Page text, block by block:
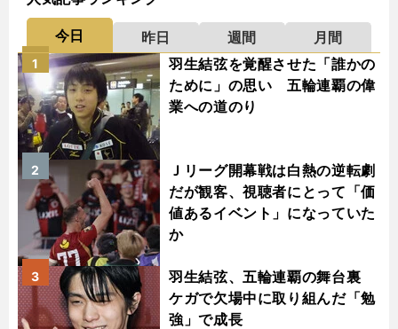
今日 昨日 週間
月間
羽生結弦を覚醒させた「誰かの
ために」の思い 五輪連覇の偉
業への道のり
1
Ｊリーグ開幕戦は白熱の逆転劇
だが観客、視聴者にとって「価
値あるイベント」になっていた
か
2
羽生結弦、五輪連覇の舞台裏
ケガで欠場中に取り組んだ「勉
強」で成長
3